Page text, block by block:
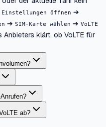
Einstellungen öffnen ➔
➔ SIM-Karte wählen ➔ VoLTE
Anbieters klärt, ob VoLTE für
ab?